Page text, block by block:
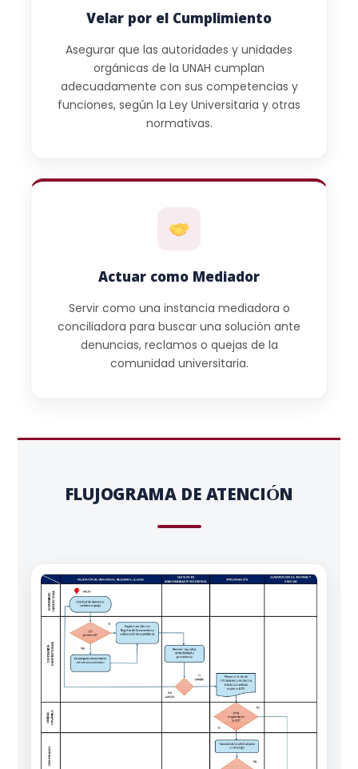
Velar por el Cumplimiento
Asegurar que las autoridades y unidades
orgánicas de la UNAH cumplan
adecuadamente con sus competencias y
funciones, según la Ley Universitaria y otras
normativas.
Actuar como Mediador
Servir como una instancia mediadora o
conciliadora para buscar una solución ante
denuncias, reclamos o quejas de la
comunidad universitaria.
FLUJOGRAMA DE ATENCIÓN